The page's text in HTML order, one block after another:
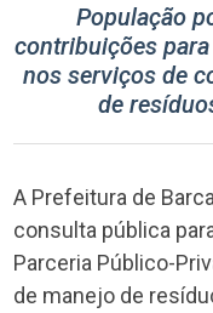
População
contribuições
nos serviços de
de
A Prefeitura de
consulta pública
Parceria Público-
de manejo de